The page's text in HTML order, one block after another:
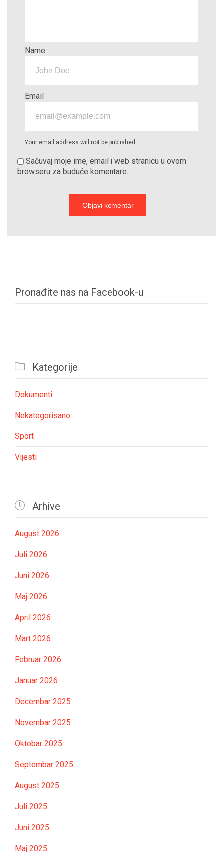
Name
Email
Your email address will not be published.
Sačuvaj moje ime, email i web stranicu u ovom
browseru za buduće komentare.
Pronađite nas na Facebook-u
 Kategorije
Dokumenti
Nekategorisano
Sport
Vijesti
 Arhive
August 2026
Juli 2026
Juni 2026
Maj 2026
April 2026
Mart 2026
Februar 2026
Januar 2026
Decembar 2025
Novembar 2025
Oktobar 2025
Septembar 2025
August 2025
Juli 2025
Juni 2025
Maj 2025